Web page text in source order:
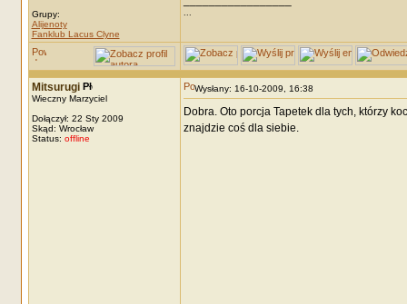
Grupy:
Alijenoty
Fanklub Lacus Clyne
...
Mitsurugi
Wieczny Marzyciel
Dołączył: 22 Sty 2009
Skąd: Wrocław
Status: offline
Wysłany: 16-10-2009, 16:38
Dobra. Oto porcja Tapetek dla tych, którzy
znajdzie coś dla siebie.